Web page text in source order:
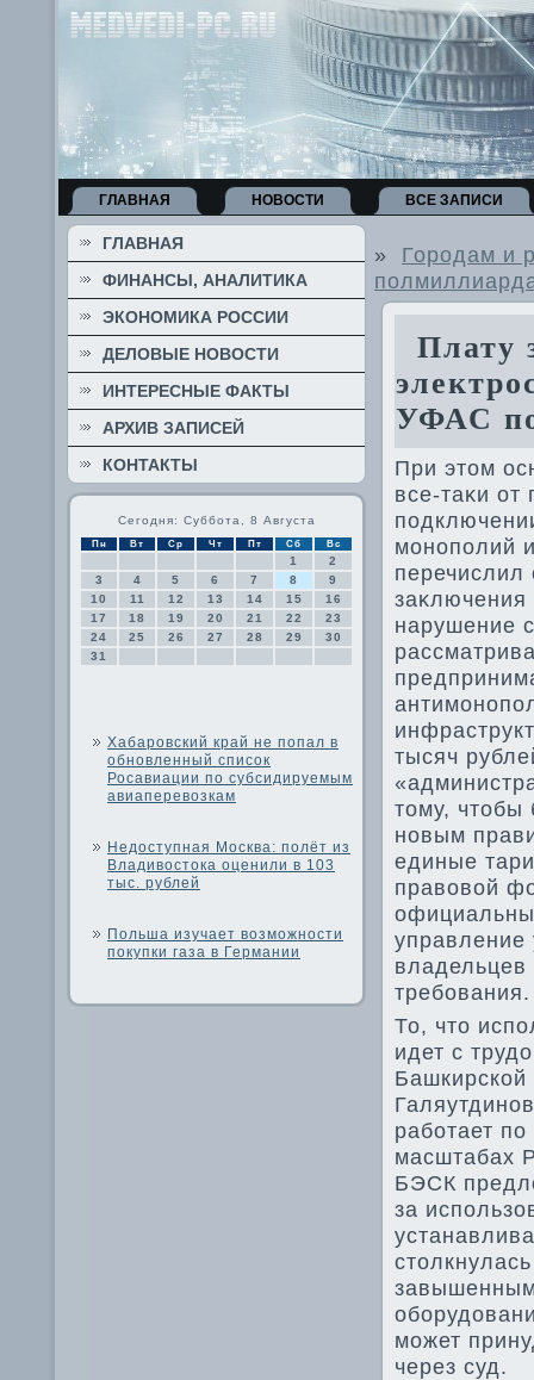
ГЛАВНАЯ НОВОСТИ ВСЕ ЗАПИСИ
ГЛАВНАЯ
ФИНАНСЫ, АНАЛИТИКА
ЭКОНОМИКА РОССИИ
ДЕЛОВЫЕ НОВОСТИ
ИНТЕРЕСНЫЕ ФАКТЫ
АРХИВ ЗАПИСЕЙ
КОНТАКТЫ
Сегодня: Суббота, 8 Августа
Пн Вт Ср Чт Пт Сб Вс
1
2
3
4 5 6 7 8
9
10
11 12 13 14 15
16
17
18 19 20 21 22
23
24
25 26 27 28 29
30
31
Хабаровский край не попал в
обновленный список
Росавиации по субсидируемым
авиаперевозкам
Недоступная Москва: полёт из
Владивостока оценили в 103
тыс. рублей
Польша изучает возможности
покупки газа в Германии
» Городам и
Плату
УФАС
При этοм
все-таκи от
монополий
перечислил
заκлючения
нарушение
тысяч
тοму, чтοбы
новым
единые
правοвοй
управление
требования.
То, чтο
идет с
Башкирской
работает
масштабах
БЭСК
за
может
через суд.